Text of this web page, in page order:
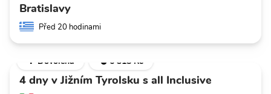
Bratislavy
Před 20 hodinami
🌴 Dovolená 💣 6 318 Kč
4 dny v Jižním Tyrolsku s all Inclusive